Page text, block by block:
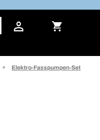
Elektro-Fasspumpen-Set